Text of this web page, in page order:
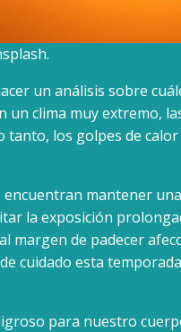
un análisis sobre
un clima muy extremo,
los golpes de
encuentran mantener
la exposición
margen de padecer
cuidado esta
para nuestro